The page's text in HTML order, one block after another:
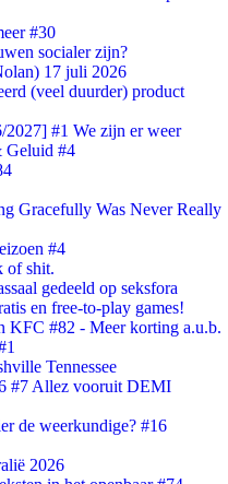
#30
socialer zijn?
17 juli 2026
(veel duurder) product
#1 We zijn er weer
Geluid #4
Gracefully Was Never Really
#4
of shit.
gedeeld op seksfora
en free-to-play games!
KFC #82 - Meer korting a.u.b.
Tennessee
#7 Allez vooruit DEMI
de weerkundige? #16
2026